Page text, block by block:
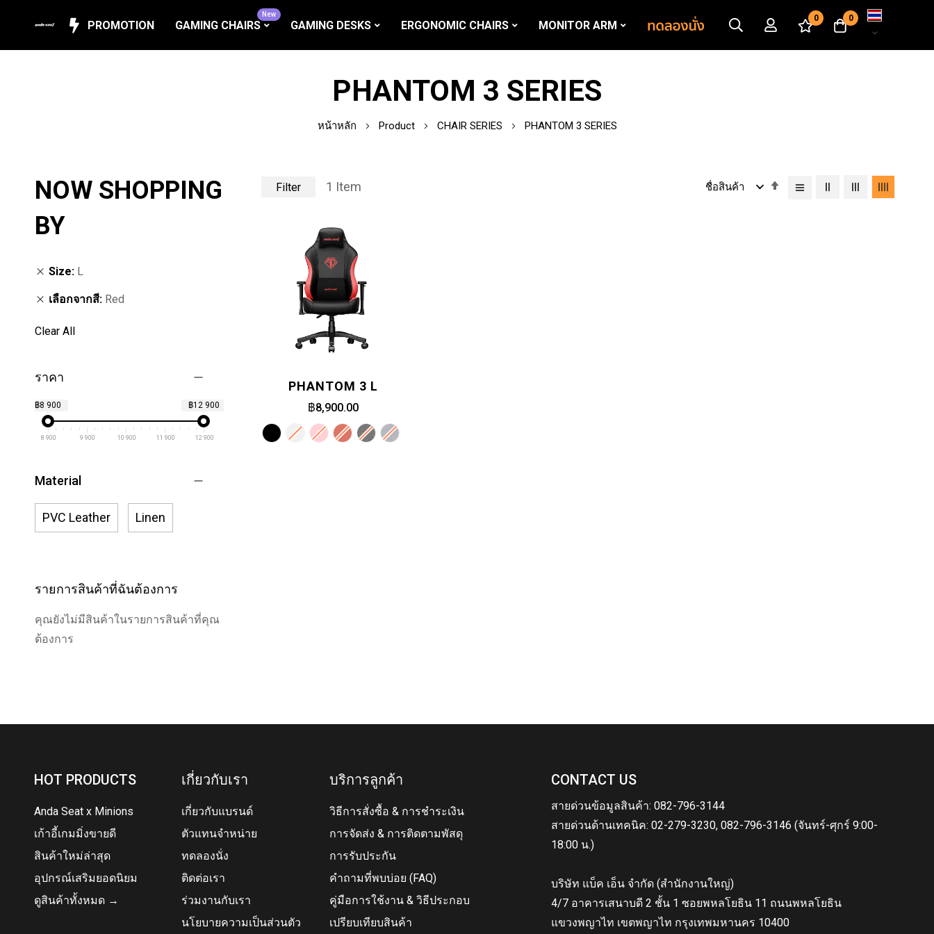
PROMOTION GAMING CHAIRS
New
GAMING DESKS ERGONOMIC CHAIRS MONITOR ARM
0 0
เปลี่ยน
ภาษา
PHANTOM 3 SERIES
หน้าหลัก Product CHAIR SERIES PHANTOM 3 SERIES
Filter 1 Item
เรียง
PHANTOM 3 L
฿8,900.00
NOW SHOPPING
BY
Size L
เลือกจากสี Red
Clear All
ราคา
฿8 900 ฿12 900
8 900 9 900 10 900 11 900 12 900
Material
PVC Leather Linen
รายการสินค้าที่ฉันต้องการ
คุณยังไม่มีสินค้าในรายการสินค้าที่คุณ
ต้องการ
HOT PRODUCTS
Anda Seat x Minions
เก้าอี้เกมมิ่งขายดี
สินค้าใหม่ล่าสุด
อุปกรณ์เสริมยอดนิยม
ดูสินค้าทั้งหมด →
เกี่ยวกับเรา
เกี่ยวกับแบรนด์
ตัวแทนจำหน่าย
ทดลองนั่ง
ติดต่อเรา
ร่วมงานกับเรา
นโยบายความเป็นส่วนตัว
บริการลูกค้า
วิธีการสั่งซื้อ & การชำระเงิน
การจัดส่ง & การติดตามพัสดุ
การรับประกัน
คำถามที่พบบ่อย (FAQ)
คู่มือการใช้งาน & วิธีประกอบ
เปรียบเทียบสินค้า
CONTACT US
สายด่วนข้อมูลสินค้า: 082-796-3144
สายด่วนด้านเทคนิค: 02-279-3230, 082-796-3146 (จันทร์-ศุกร์ 9:00-
18:00 น.)
บริษัท แบ็ค เอ็น จำกัด (สำนักงานใหญ่)
4/7 อาคารเสนาบดี 2 ชั้น 1 ซอยพหลโยธิน 11 ถนนพหลโยธิน
แขวงพญาไท เขตพญาไท กรุงเทพมหานคร 10400